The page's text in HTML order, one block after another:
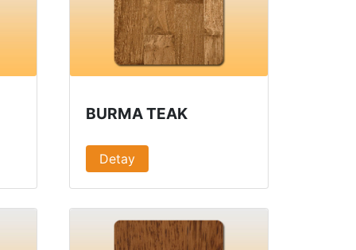
BURMA TEAK
Detay